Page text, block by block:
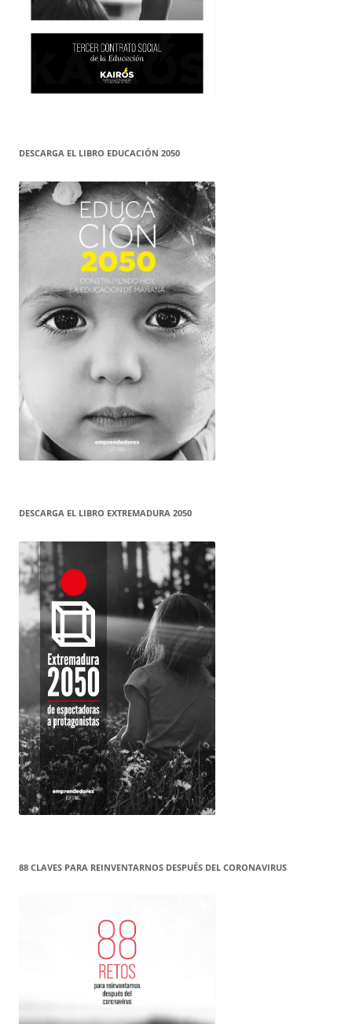
DESCARGA EL LIBRO EDUCACIÓN 2050
DESCARGA EL LIBRO EXTREMADURA 2050
88 CLAVES PARA REINVENTARNOS DESPUÉS DEL CORONAVIRUS